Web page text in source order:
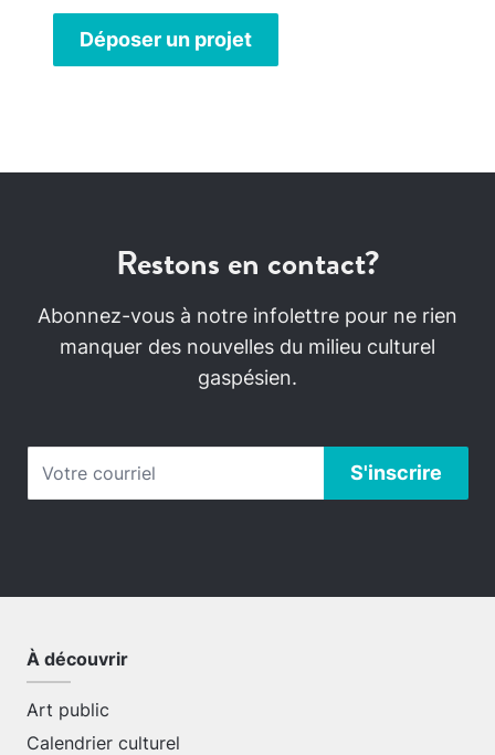
Déposer un projet
Restons en contact?
Abonnez-vous à notre infolettre pour ne rien
manquer des nouvelles du milieu culturel
gaspésien.
À découvrir
Art public
Calendrier culturel